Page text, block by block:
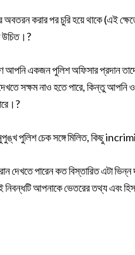
করার পর চুরি হয়ে থাকে (এই
উচিত।?
আপনি একজন পুলিশ অফিসার প্রদান
দেখতে সক্ষম নাও হতে পারে, কিন্তু
পুলিশ চেক সঙ্গে মিলিত, কিছু
দেখতে পারেন কত বিস্তারিত এটা
আপনাকে ভেতরের তথ্য এবং